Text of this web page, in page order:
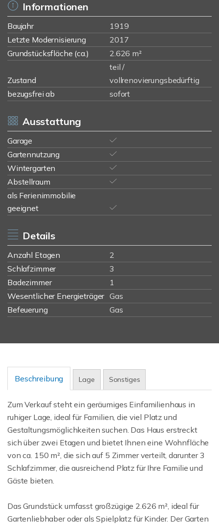
Informationen
Baujahr
1919
Letzte Modernisierung
2017
Grundstücksfläche (ca.)
2.626 m²
Zustand
teil /
vollrenovierungsbedürftig
bezugsfrei ab
sofort
Ausstattung
Garage
Gartennutzung
Wintergarten
Abstellraum
als Ferienimmobilie
geeignet
Details
Anzahl Etagen
2
Schlafzimmer
3
Badezimmer
1
Wesentlicher Energieträger Gas
Befeuerung
Gas
Beschreibung Lage Sonstiges
Zum Verkauf steht ein geräumiges Einfamilienhaus in
ruhiger Lage, ideal für Familien, die viel Platz und
Gestaltungsmöglichkeiten suchen. Das Haus erstreckt
sich über zwei Etagen und bietet Ihnen eine Wohnfläche
von ca. 150 m², die sich auf 5 Zimmer verteilt, darunter 3
Schlafzimmer, die ausreichend Platz für Ihre Familie und
Gäste bieten.
Das Grundstück umfasst großzügige 2.626 m², ideal für
Gartenliebhaber oder als Spielplatz für Kinder. Der Garten